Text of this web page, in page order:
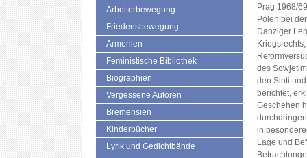
Arbeiterbewegung
Friedensbewegung
Armenien
Feministische Bibliothek
Biographien
Vergessene Autoren
Bremensien
Kinderbücher
Lyrik und Gedichtbände
Prag 1968/
Polen bei
Danziger
des
den Sinti
berichtet,
Geschehen
in
Lage und